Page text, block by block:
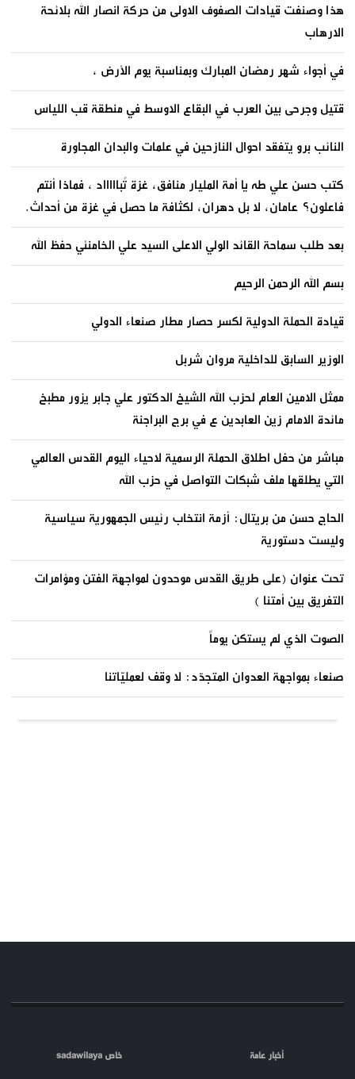
هذا وصنفت قيادات الصفوف الاولى من حركة انصار الله بلائحة
الارهاب
في أجواء شهر رمضان المبارك وبمناسبة يوم الأرض ،
قتيل وجرحى بين العرب في البقاع الاوسط في منطقة قب اللياس
النائب برو يتفقد احوال النازحين في علمات والبدان المجاورة
كتب حسن علي طه يا أمة المليار منافق، غزة تُباااااد ، فماذا أنتم
فاعلون؟ عامان، لا بل دهران، لكثافة ما حصل في غزة من أحداث.
بعد طلب سماحة القائد الولي الاعلى السيد علي الخامنئي حفظ الله
بسم الله الرحمن الرحيم
قيادة الحملة الدولية لكسر حصار مطار صنعاء الدولي
الوزير السابق للداخلية مروان شربل
ممثل الامين العام لحزب الله الشيخ الدكتور علي جابر يزور مطبخ
مائدة الامام زين العابدين ع في برج البراجنة
مباشر من حفل اطلاق الحملة الرسمية لاحياء اليوم القدس العالمي
التي يطلقها ملف شبكات التواصل في حزب الله
الحاج حسن من بريتال: أزمة انتخاب رئيس الجمهورية سياسية
وليست دستورية
تحت عنوان (على طريق القدس موحدون لمواجهة الفتن ومؤامرات
التفريق بين أمتنا )
الصوت الذي لم يستكن يوماً
صنعاء بمواجهة العدوان المتجدّد: لا وقف لعمليّاتنا
أخبار عامة خاص sadawilaya